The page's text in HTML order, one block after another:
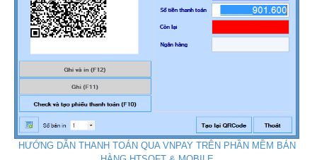
HƯỚNG DẪN THANH TOÁN QUA VNPAY TRÊN PHẦN MỀM BÁN